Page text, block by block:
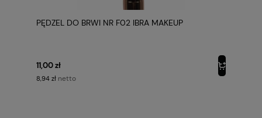
PĘDZEL DO BRWI NR F02 IBRA MAKEUP
11,00 zł
8,94 zł netto